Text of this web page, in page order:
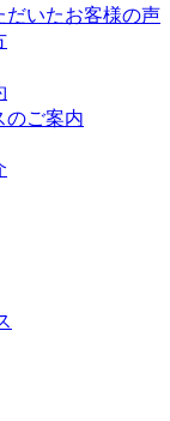
だいたお客様の声
のご案内